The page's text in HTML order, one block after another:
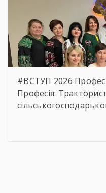
#ВСТУП 2026
Професія:
устаткування,